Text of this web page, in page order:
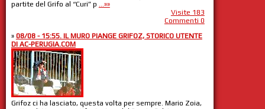
partite del Grifo al “Curi” p ...»»
Visite 183
Commenti 0
» 08/08 - 15:55. IL MURO PIANGE GRIFOZ, STORICO UTENTE
DI AC-PERUGIA.COM
Grifoz ci ha lasciato, questa volta per sempre. Mario Zoia,